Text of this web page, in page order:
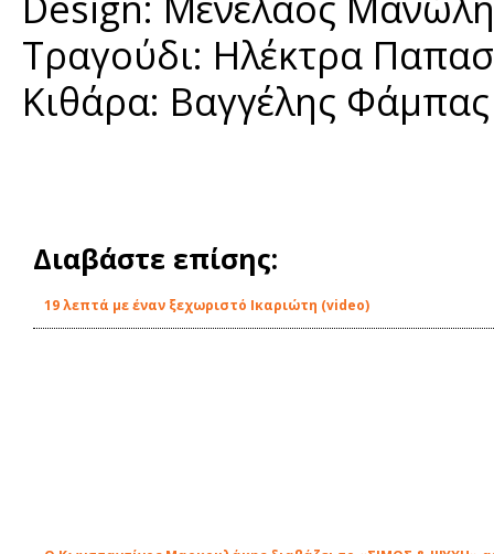
Τραγούδι: Ηλέκτρα
Κιθάρα: Βαγγέλης Φάμπας
Διαβάστε επίσης:
19 λεπτά με έναν ξεχωριστό Ικαριώτη (video)